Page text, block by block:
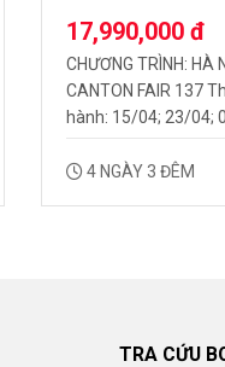
17,990,000 đ
CHƯƠNG TRÌNH: HÀ
CANTON FAIR 137
hành: 15/04; 23/04;
FAIR LẦN THỨ 137
4 NGÀY 3 ĐÊM
TRA CỨU